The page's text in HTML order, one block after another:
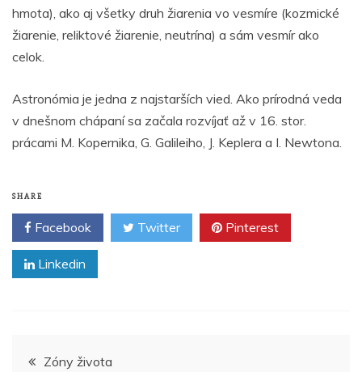
hmota), ako aj všetky druh žiarenia vo vesmíre (kozmické
žiarenie, reliktové žiarenie, neutrína) a sám vesmír ako
celok.
Astronómia je jedna z najstarších vied. Ako prírodná veda
v dnešnom chápaní sa začala rozvíjať až v 16. stor.
prácami M. Kopernika, G. Galileiho, J. Keplera a I. Newtona.
SHARE
Facebook Twitter Pinterest
Linkedin
Navigácia
Zóny života